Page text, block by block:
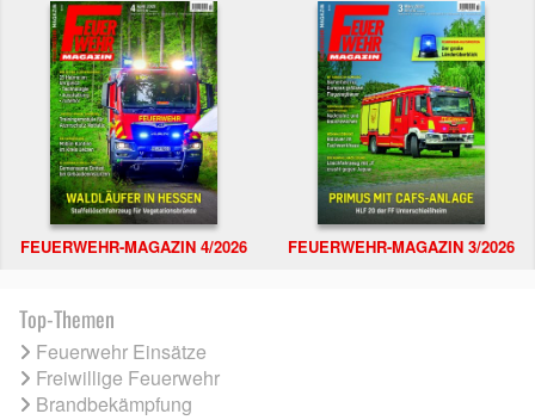
FEUERWEHR-MAGAZIN 4/2026 FEUERWEHR-MAGAZIN 3/2026
Top-Themen
Feuerwehr Einsätze
Freiwillige Feuerwehr
Brandbekämpfung